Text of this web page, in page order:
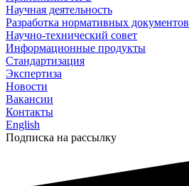
Научная деятельность
Разработка нормативных документов
Научно-технический совет
Информационные продукты
Стандартизация
Экспертиза
Новости
Вакансии
Контакты
English
Подписка на рассылку